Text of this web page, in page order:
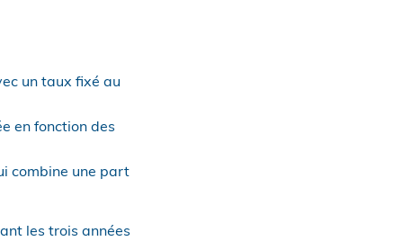
un taux fixé au
en fonction des
combine une part
les trois années